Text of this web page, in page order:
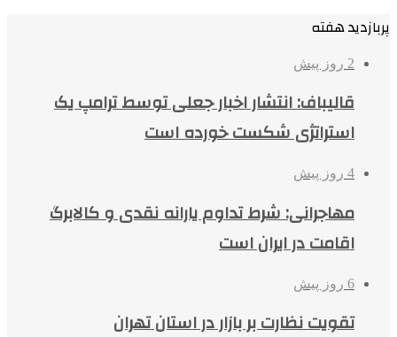
پربازدید هفته
2 روز پیش
قالیباف: انتشار اخبار جعلی توسط ترامپ یک
استراتژی شکست خورده است
4 روز پیش
مهاجرانی: شرط تداوم یارانه نقدی و کالابرگ
اقامت در ایران است
6 روز پیش
تقویت نظارت بر بازار در استان تهران